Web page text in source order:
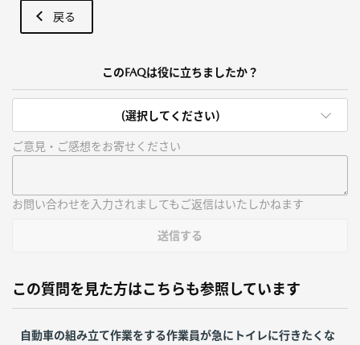
戻る
このFAQは役に立ちましたか？
(選択してください)
ご意見・ご感想をお寄せください
お問い合わせを入力されましてもご返信はいたしかねます
送信する
この質問を見た方はこちらも参照しています
自動車の組み立て作業をする作業員が急にトイレに行きたくな